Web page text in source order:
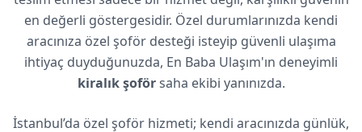
en değerli göstergesidir. Özel durumlarınızda kendi
aracınıza özel şoför desteği isteyip güvenli ulaşıma
ihtiyaç duyduğunuzda, En Baba Ulaşım'ın deneyimli
kiralık şoförsaha ekibi yanınızda.
İstanbul’da özel şoför hizmeti; kendi aracınızda günlük,